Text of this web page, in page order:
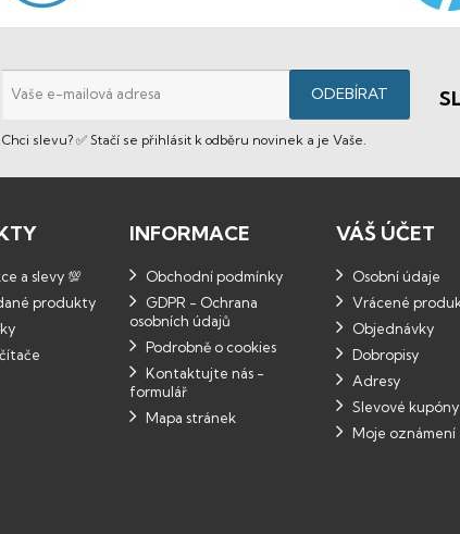
Chci slevu? ✅ Stačí se přihlásit k odběru novinek a je Vaše.
a slevy 💯
produkty
INFORMACE
Obchodní podmínky
GDPR - Ochrana
osobních údajů
Podrobně o cookies
Kontaktujte nás -
formulář
Mapa stránek
VÁŠ ÚČET
Osobní údaje
Vrácené
Objednávky
Dobropisy
Adresy
Slevové kupóny
Moje oznámení